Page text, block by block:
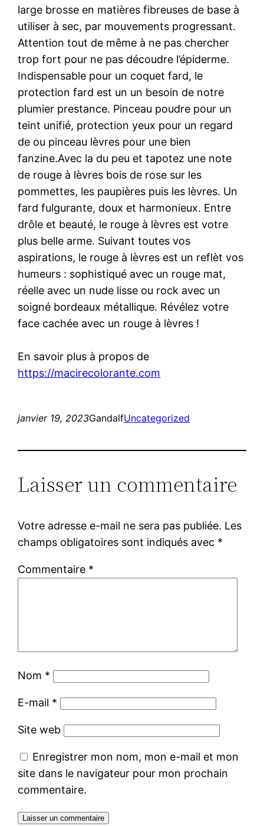
large brosse en matières fibreuses de base à
utiliser à sec, par mouvements progressant.
Attention tout de même à ne pas chercher
trop fort pour ne pas découdre l’épiderme.
Indispensable pour un coquet fard, le
protection fard est un un besoin de notre
plumier prestance. Pinceau poudre pour un
teint unifié, protection yeux pour un regard
de ou pinceau lèvres pour une bien
fanzine.Avec la du peu et tapotez une note
de rouge à lèvres bois de rose sur les
pommettes, les paupières puis les lèvres. Un
fard fulgurante, doux et harmonieux. Entre
drôle et beauté, le rouge à lèvres est votre
plus belle arme. Suivant toutes vos
aspirations, le rouge à lèvres est un reflèt vos
humeurs : sophistiqué avec un rouge mat,
réelle avec un nude lisse ou rock avec un
soigné bordeaux métallique. Révélez votre
face cachée avec un rouge à lèvres !
En savoir plus à propos de
https://macirecolorante.com
janvier 19, 2023GandalfUncategorized
Laisser un commentaire
Votre adresse e-mail ne sera pas publiée. Les
champs obligatoires sont indiqués avec *
Commentaire *
Nom *
E-mail *
Site web
Enregistrer mon nom, mon e-mail et mon
site dans le navigateur pour mon prochain
commentaire.